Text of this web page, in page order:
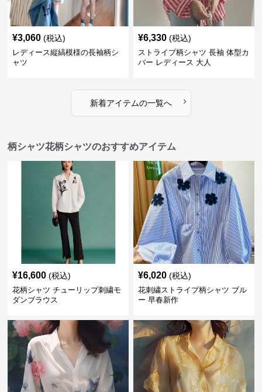
¥3,060 (税込)
レディース縦縞模様の長袖柄シ
ャツ
¥6,330 (税込)
ストライプ柄シャツ 長袖 体型カ
バー レディース 大人
新着アイテムの一覧へ ›
柄シャツ花柄シャツのおすすめアイテム
¥16,600 (税込)
花柄シャツ チューリップ刺繍モ
ダンブラウス
¥6,020 (税込)
花刺繍ストライプ柄シャツ ブル
ー 早春新作